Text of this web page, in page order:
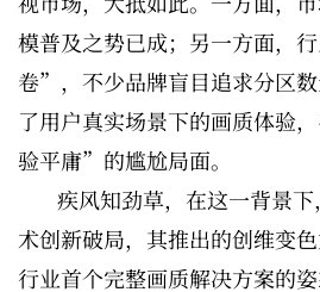
模普及之势已成；另一方面，
卷”，不少品牌盲目追求分区
了用户真实场景下的画质体验
验平庸”的尴尬局面。
疾风知劲草，在这一背景
术创新破局，其推出的创维变
行业首个完整画质解决方案的